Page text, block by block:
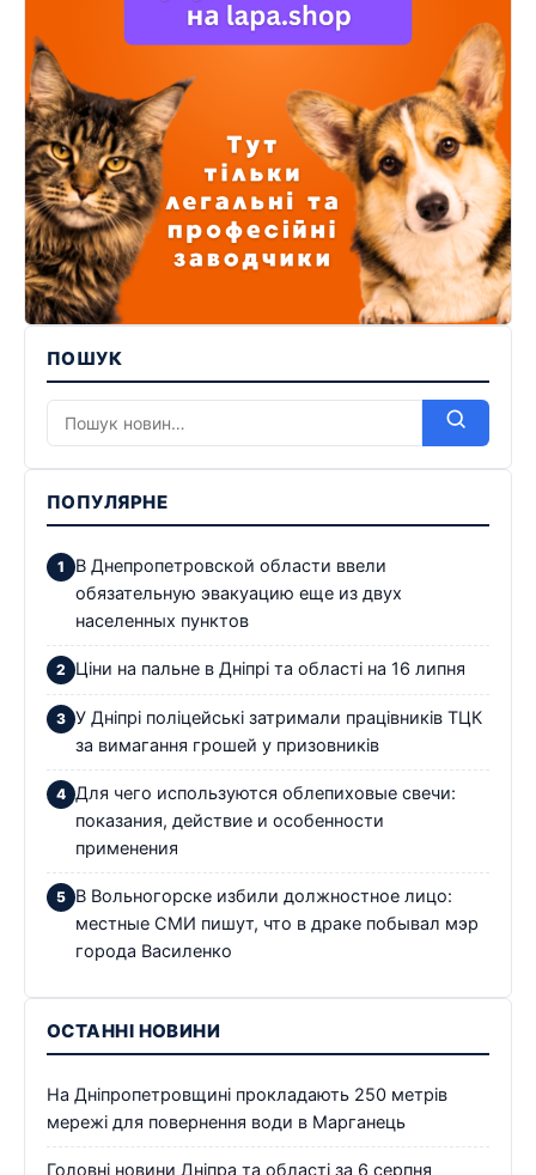
ПОШУК
ПОПУЛЯРНЕ
В Днепропетровской области ввели
обязательную эвакуацию еще из двух
населенных пунктов
Ціни на пальне в Дніпрі та області на 16 липня
У Дніпрі поліцейські затримали працівників ТЦК
за вимагання грошей у призовників
Для чего используются облепиховые свечи:
показания, действие и особенности
применения
В Вольногорске избили должностное лицо:
местные СМИ пишут, что в драке побывал мэр
города Василенко
ОСТАННІ НОВИНИ
На Дніпропетровщині прокладають 250 метрів
мережі для повернення води в Марганець
Головні новини Дніпра та області за 6 серпня